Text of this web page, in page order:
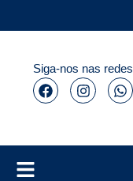
Siga-nos nas redes